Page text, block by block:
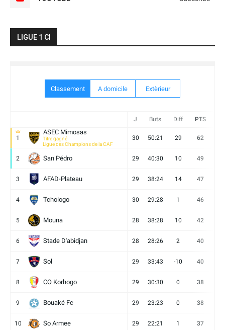
LIGUE 1 CI
Classement A domicile Extèrieur
J Buts Diff PTS
1
ASEC Mimosas
Titre gagné
Ligue des Champions de la CAF
30 50:21 29 62
2 San Pédro 29 40:30 10 49
3 AFAD-Plateau 29 38:24 14 47
4 Tchologo 30 29:28 1 46
5 Mouna 28 38:28 10 42
6 Stade D'abidjan 28 28:26 2 40
7 Sol 29 33:43 -10 40
8 CO Korhogo 29 30:30 0 38
9 Bouaké Fc 29 23:23 0 38
10 So Armee 29 22:21 1 37